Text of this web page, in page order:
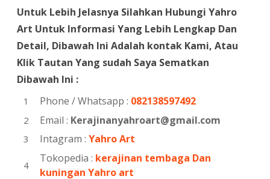
Untuk Lebih Jelasnya Silahkan Hubungi Yahro
Art Untuk Informasi Yang Lebih Lengkap Dan
Detail, Dibawah Ini Adalah kontak Kami, Atau
Klik Tautan Yang sudah Saya Sematkan
Dibawah Ini :
Phone / Whatsapp : 082138597492
Email : Kerajinanyahroart@gmail.com
Intagram : Yahro Art
Tokopedia : kerajinan tembaga Dan
kuningan Yahro art